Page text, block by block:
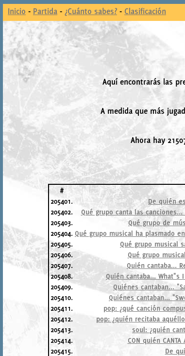
Inicio - Partida - ¿Cuánto sabes? - Clasificación
Aquí encontrarás las
A medida que más
Ahora hay
#
205401.
De quién
205402.
Qué grupo canta las
205403.
Qué grupo de
205404. Qué grupo musical ha plasmado
205405.
Qué grupo musical
205406.
Qué grupo
205407.
Quién cantaba...
205408.
Quién cantaba... What"s
205409.
Quiénes cantaban...
205410.
Quiénes cantaban...
205411.
pop: ¿qué canción
205412.
pop: ¿quién recitaba
205413.
soul: ¿quién
205414.
CON quién CANTA
205415.
De